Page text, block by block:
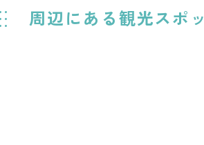
周辺にある観光スポ